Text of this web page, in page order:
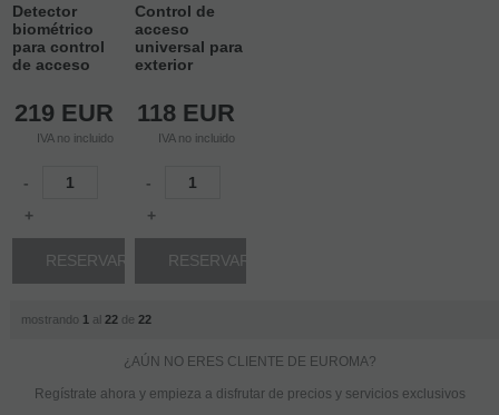
Detector
biométrico
para control
de acceso
219 EUR
IVA no incluido
-
+
RESERVAR
Control de
acceso
universal para
exterior
118 EUR
IVA no incluido
-
+
RESERVAR
mostrando 1 al 22de 22
¿AÚN NO ERES CLIENTE DE EUROMA?
Regístrate ahora y empieza a disfrutar de precios y servicios exclusivos